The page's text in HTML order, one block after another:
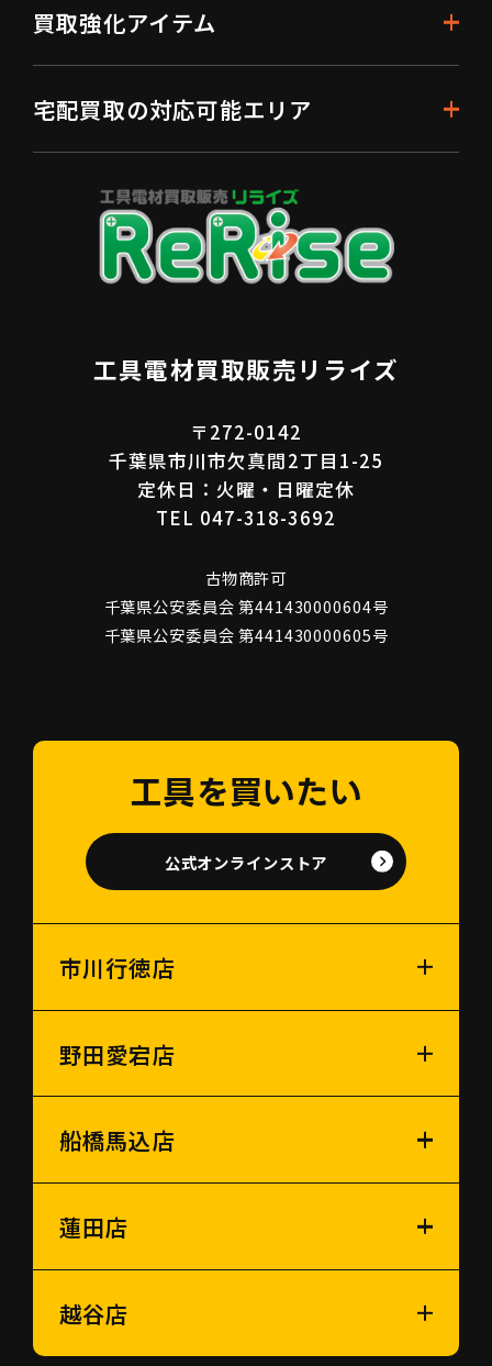
工具電材買取販売リライズ
〒272-0142
千葉県市川市欠真間2丁目1-25
定休日：火曜・日曜定休
TEL 047-318-3692
古物商許可
千葉県公安委員会 第441430000604号
千葉県公安委員会 第441430000605号
買取強化アイテム
宅配買取の対応可能エリア
工具を買いたい
公式オンラインストア
市川行徳店
野田愛宕店
船橋馬込店
蓮田店
越谷店